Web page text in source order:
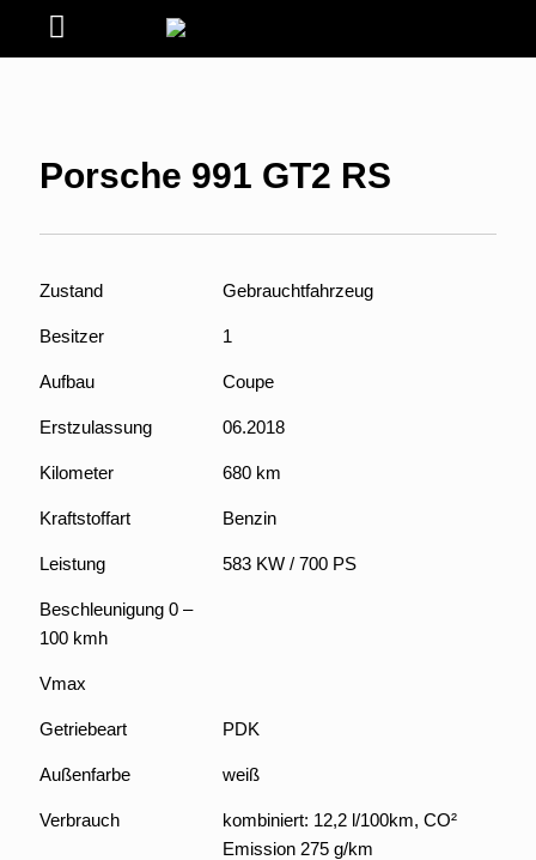
Porsche 991 GT2 RS
Zustand Gebrauchtfahrzeug
Besitzer 1
Aufbau Coupe
Erstzulassung 06.2018
Kilometer 680 km
Kraftstoffart Benzin
Leistung 583 KW / 700 PS
Beschleunigung 0 –
100 kmh
Vmax
Getriebeart PDK
Außenfarbe weiß
Verbrauch
kombiniert: 12,2 l/100km, CO²
Emission 275 g/km